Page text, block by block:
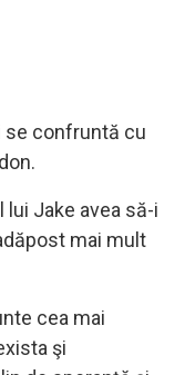
se confruntă cu
lui Jake avea să-i
mai mult
cea mai
şi